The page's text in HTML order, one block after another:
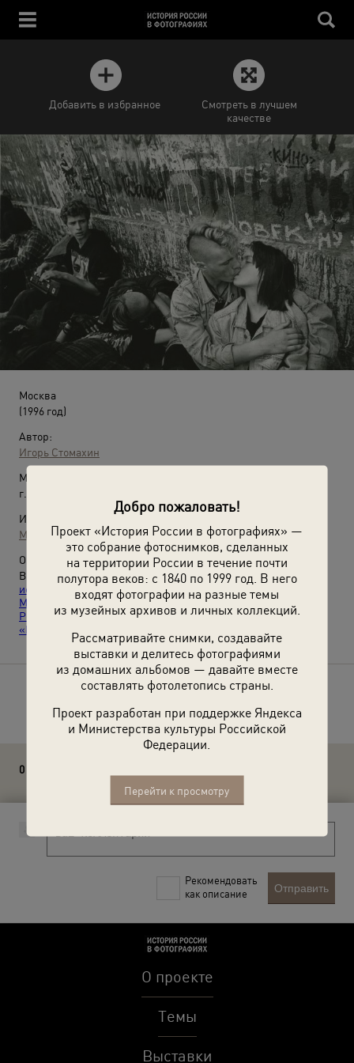
Добро пожаловать!
Проект «История России в фотографиях» —
это собрание фотоснимков, сделанных
на территории России в течение почти
полутора веков: с 1840 по 1999 год. В него
входят фотографии на разные темы
из музейных архивов и личных коллекций.
Рассматривайте снимки, создавайте
выставки и делитесь фотографиями
из домашних альбомов — давайте вместе
составлять фотолетопись страны.
Проект разработан при поддержке Яндекса
и Министерства культуры Российской
Федерации.
Перейти к просмотру
Добавить в избранное
Смотреть в лучшем
качестве
Москва
(1996 год)
Автор:
Игорь Стомахин
Место съемки:
г. Москва
Источники:
МАММ / МДФ
О фотографии:
Выставки«Влюбленные» ,«Самые нежные, страстные и
искренние поцелуи»
«Стиль 90-х»
«Звук идет!
Магнитофоны»и видео«Про любовь»,«Роберт
Рождественский. "Все начинается с любви"»,
«Рок»
Расскажите друзьям об этом фото
0 комментариев
Рекомендовать
как описание
Отправить
О проекте
Темы
Выставки